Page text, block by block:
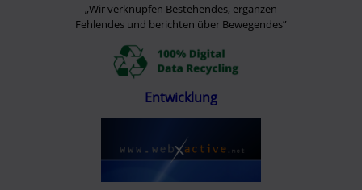
„Wir verknüpfen Bestehendes, ergänzen
Fehlendes und berichten über Bewegendes”
Entwicklung